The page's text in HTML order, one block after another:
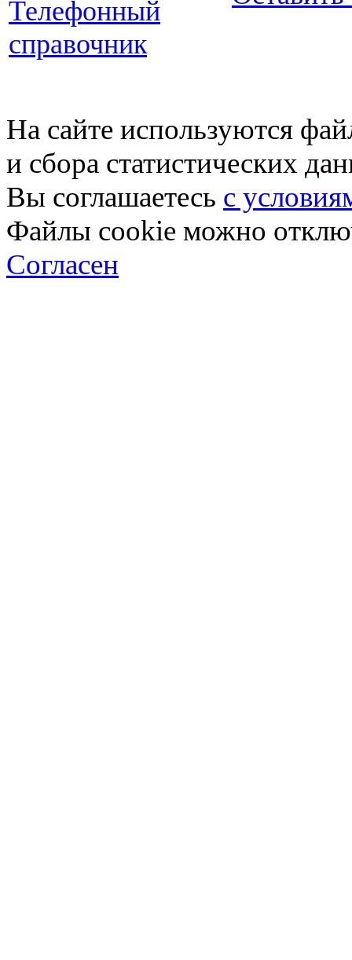
Телефонный
справочник
На сайте используются
и сбора статистических
Вы соглашаетесь с
Файлы cookie можно
Согласен